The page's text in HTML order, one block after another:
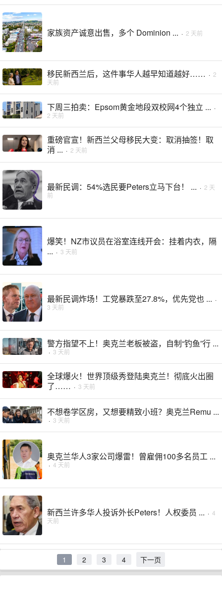
家族资产诚意出售，多个 Dominion ... · 2 天前
移民新西兰后，这件事华人越早知道越好…… · 2
天前
下周三拍卖：Epsom黄金地段双校网4个独立 ... ·
2 天前
重磅官宣！新西兰父母移民大变：取消抽签！取
消 ... · 2 天前
最新民调：54%选民要Peters立马下台！ ... · 2 天
前
爆笑！NZ市议员在浴室连线开会：挂着内衣，隔
... · 3 天前
最新民调炸场！工党暴跌至27.8%，优先党也 ... ·
3 天前
警方指望不上！奥克兰老板被盗，自制“钓鱼”行 ...
· 3 天前
全球爆火！世界顶级秀登陆奥克兰！彻底火出圈
了…… · 3 天前
不想卷学区房，又想要精致小班？奥克兰Remu ...
· 3 天前
奥克兰华人3家公司爆雷！曾雇佣100多名员工 ...
· 4 天前
新西兰许多华人投诉外长Peters！人权委员 ... · 4
天前
1 2 3 4 下一页